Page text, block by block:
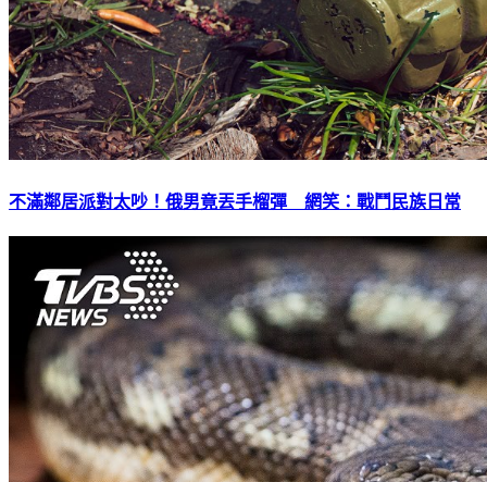
不滿鄰居派對太吵！俄男竟丟手榴彈 網笑：戰鬥民族日常